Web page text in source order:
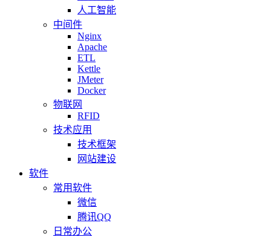
人工智能
中间件
Nginx
Apache
ETL
Kettle
JMeter
Docker
物联网
RFID
技术应用
技术框架
网站建设
软件
常用软件
微信
腾讯QQ
日常办公